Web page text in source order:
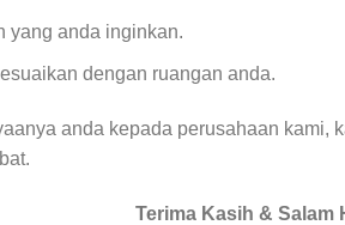
yang anda inginkan.
dengan ruangan anda.
anda kepada perusahaan
Terima Kasih & Salam